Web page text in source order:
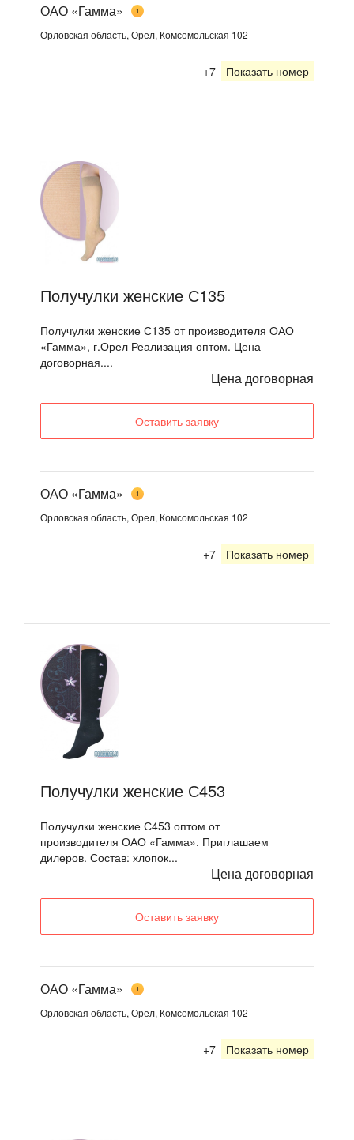
ОАО «Гамма» 1
Орловская область, Орел, Комсомольская 102
+7 Показать номер
Получулки женские С135
Получулки женские С135 от производителя ОАО
«Гамма», г.Орел Реализация оптом. Цена
договорная....
Цена договорная
Оставить заявку
ОАО «Гамма» 1
Орловская область, Орел, Комсомольская 102
+7 Показать номер
Получулки женские С453
Получулки женские С453 оптом от
производителя ОАО «Гамма». Приглашаем
дилеров. Состав: хлопок...
Цена договорная
Оставить заявку
ОАО «Гамма» 1
Орловская область, Орел, Комсомольская 102
+7 Показать номер